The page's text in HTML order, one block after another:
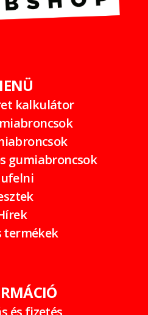
kalkulátor
gumiabroncsok
termékek